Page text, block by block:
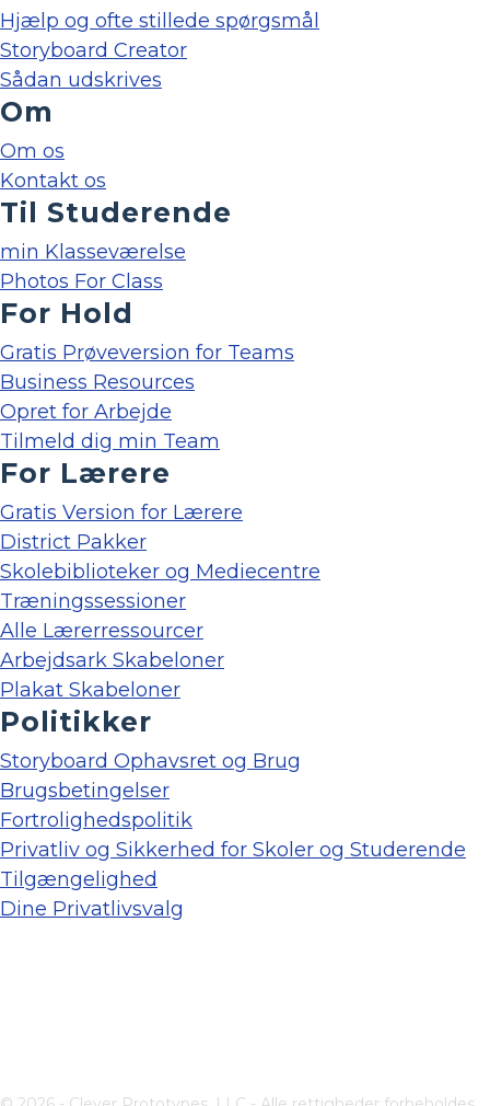
Hjælp og ofte stillede spørgsmål
Storyboard Creator
Sådan udskrives
Om
Om os
Kontakt os
Til Studerende
min Klasseværelse
Photos For Class
For Hold
Gratis Prøveversion for Teams
Business Resources
Opret for Arbejde
Tilmeld dig min Team
For Lærere
Gratis Version for Lærere
District Pakker
Skolebiblioteker og Mediecentre
Træningssessioner
Alle Lærerressourcer
Arbejdsark Skabeloner
Plakat Skabeloner
Politikker
Storyboard Ophavsret og Brug
Brugsbetingelser
Fortrolighedspolitik
Privatliv og Sikkerhed for Skoler og Studerende
Tilgængelighed
Dine Privatlivsvalg